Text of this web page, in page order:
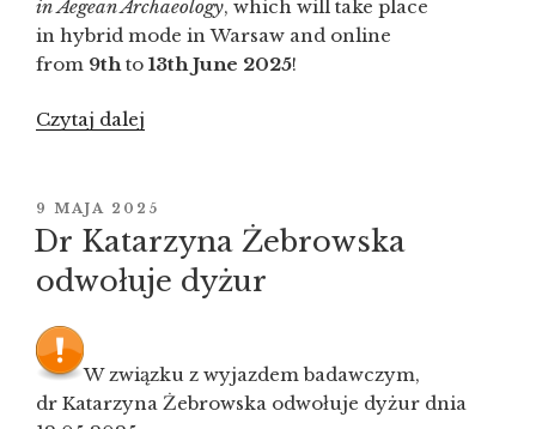
in Aegean Archaeology, which will take place
in hybrid mode in Warsaw and online
from 9th to 13th June 2025!
Czytaj dalej
Conference
in Aegean
Archaeology”
│
│
WAUW
OPUBLIKOWANE
W
9 MAJA 2025
Dr Katarzyna Żebrowska
odwołuje dyżur
W związku z wyjazdem badawczym,
dr Katarzyna Żebrowska odwołuje dyżur dnia